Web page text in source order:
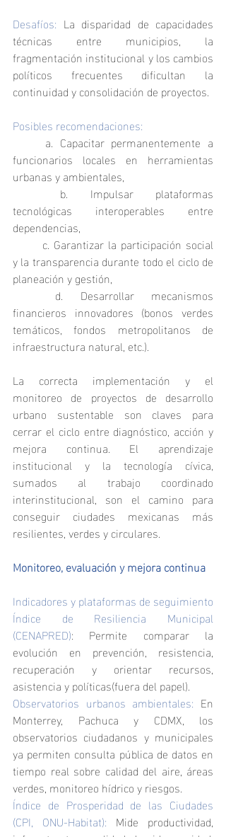
Desafíos: La disparidad de capacidades
técnicas entre municipios, la
fragmentación institucional y los cambios
políticos frecuentes dificultan la
continuidad y consolidación de proyectos.
Posibles recomendaciones:
funcionarios locales en herramientas
urbanas y ambientales,
tecnológicas interoperables entre
dependencias,
y la transparencia durante todo el ciclo de
planeación y gestión,
financieros innovadores (bonos verdes
temáticos, fondos metropolitanos de
infraestructura natural, etc.).
La correcta implementación y el
monitoreo de proyectos de desarrollo
urbano sustentable son claves para
cerrar el ciclo entre diagnóstico, acción y
mejora continua. El aprendizaje
institucional y la tecnología cívica,
sumados al trabajo coordinado
interinstitucional, son el camino para
conseguir ciudades mexicanas más
resilientes, verdes y circulares.
Monitoreo, evaluación y mejora continua
Indicadores y plataformas de seguimiento
Índice de Resiliencia Municipal
(CENAPRED): Permite comparar la
evolución en prevención, resistencia,
recuperación y orientar recursos,
asistencia y políticas(fuera del papel).
Observatorios urbanos ambientales: En
Monterrey, Pachuca y CDMX, los
observatorios ciudadanos y municipales
ya permiten consulta pública de datos en
tiempo real sobre calidad del aire, áreas
verdes, monitoreo hídrico y riesgos.
Índice de Prosperidad de las Ciudades
(CPI, ONU-Habitat): Mide productividad,